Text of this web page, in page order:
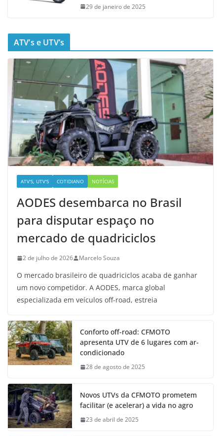
29 de janeiro de 2025
ATV’s e UTV’s
ATV'S, UTV'S COTIDIANO NOTÍCIAS
AODES desembarca no Brasil
para disputar espaço no
mercado de quadriciclos
2 de julho de 2026 Marcelo Souza
O mercado brasileiro de quadriciclos acaba de ganhar
um novo competidor. A AODES, marca global
especializada em veículos off-road, estreia
Conforto off-road: CFMOTO
apresenta UTV de 6 lugares com ar-
condicionado
28 de agosto de 2025
Novos UTVs da CFMOTO prometem
facilitar (e acelerar) a vida no agro
23 de abril de 2025